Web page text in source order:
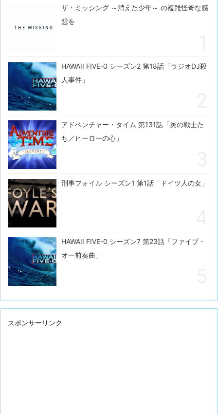
ザ・ミッシング ～消えた少年～ の複雑怪奇な感
想を
HAWAII FIVE-0 シーズン2 第18話「ラジオDJ殺
人事件」
アドベンチャー・タイム 第131話「炎の戦士た
ち／ヒーローの心」
刑事フォイル シーズン1 第1話「ドイツ人の女」
HAWAII FIVE-0 シーズン7 第23話「ファイブ・
オー前奏曲」
スポンサーリンク